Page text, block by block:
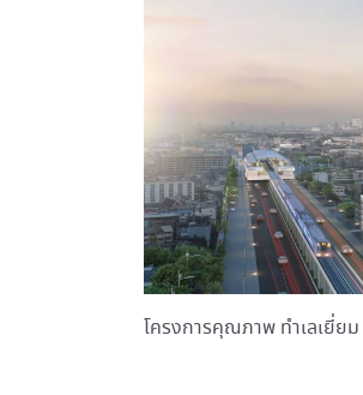
โครงการคุณภาพ ทำเลเยี่ย